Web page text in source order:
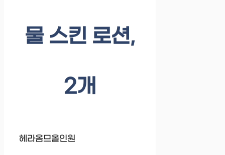
물 스킨 로션,
2개
헤라옴므올인원